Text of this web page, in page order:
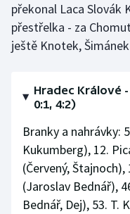
Vodní slalom
Volejbal
překonal Laca Slovák
přestřelka - za
ještě Knotek,
Hradec Králové
0:1, 4:2)
Branky a nahrávky:
Kukumberg), 12.
(Červený, Štajnoch),
(Jaroslav Bednář),
Bednář, Dej), 53. T.